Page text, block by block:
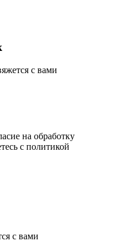
с вами
на обработку
c политикой
с вами